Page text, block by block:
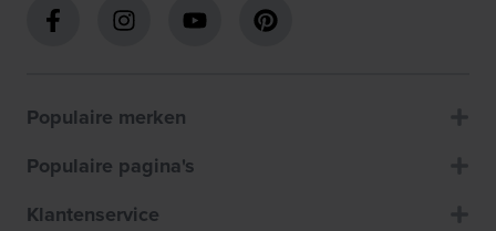
Populaire merken
Populaire pagina's
Klantenservice